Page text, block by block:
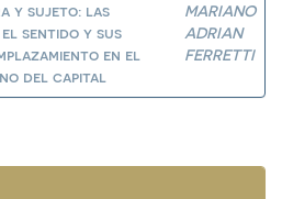
y sujeto: las
sentido y sus
en el
del capital
MARIANO
ADRIAN
FERRETTI